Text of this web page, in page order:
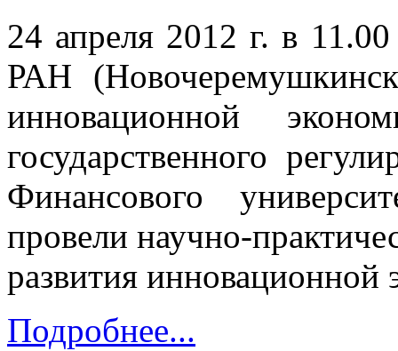
24 апреля 2012 г. в
РАН
инновационной
государственного
Финансового
провели научно-
развития
Подробнее...